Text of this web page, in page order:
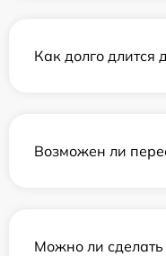
Как долго длится
Возможен ли
Можно ли сделать